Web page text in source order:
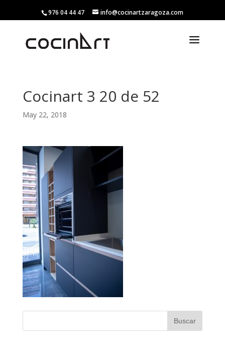
976 04 44 47 info@cocinartzaragoza.com
Cocinart 3 20 de 52
May 22, 2018